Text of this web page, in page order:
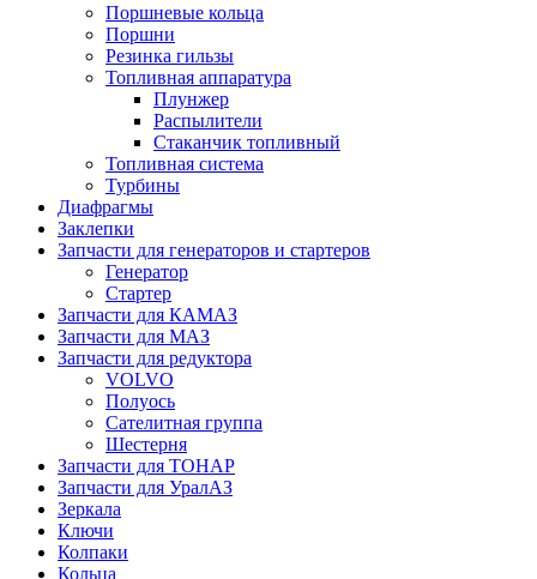
Поршневые кольца
Поршни
Резинка гильзы
Топливная аппаратура
Плунжер
Распылители
Стаканчик топливный
Топливная система
Турбины
Диафрагмы
Заклепки
Запчасти для генераторов и стартеров
Генератор
Стартер
Запчасти для КАМАЗ
Запчасти для МАЗ
Запчасти для редуктора
VOLVO
Полуось
Сателитная группа
Шестерня
Запчасти для ТОНАР
Запчасти для УралАЗ
Зеркала
Ключи
Колпаки
Кольца